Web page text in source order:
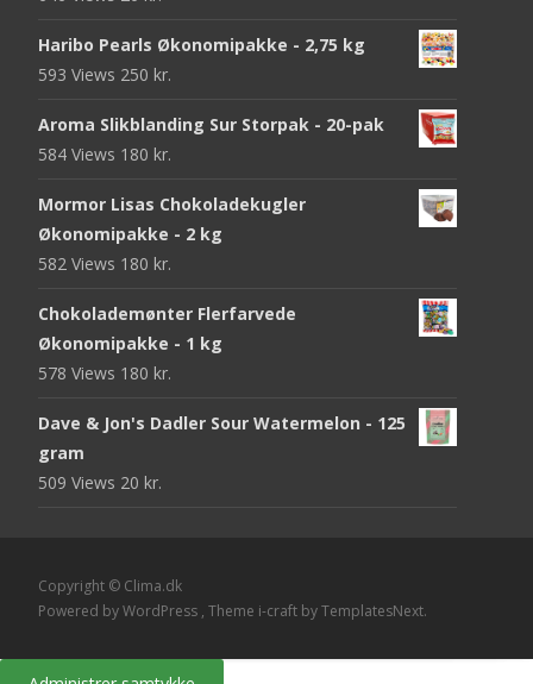
Haribo Pearls Økonomipakke - 2,75 kg
593 Views 250 kr.
Aroma Slikblanding Sur Storpak - 20-pak
584 Views 180 kr.
Mormor Lisas Chokoladekugler
Økonomipakke - 2 kg
582 Views 180 kr.
Chokolademønter Flerfarvede
Økonomipakke - 1 kg
578 Views 180 kr.
Dave & Jon's Dadler Sour Watermelon - 125
gram
509 Views 20 kr.
Copyright © Clima.dk
Powered by WordPress , Theme i-craft by TemplatesNext.